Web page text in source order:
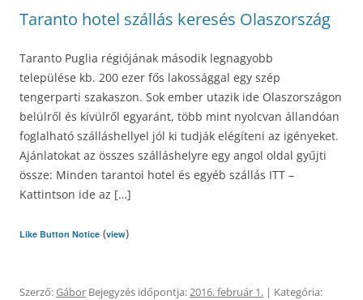
Taranto hotel szállás keresés Olaszország
Taranto Puglia régiójának második legnagyobb
települése kb. 200 ezer fős lakossággal egy szép
tengerparti szakaszon. Sok ember utazik ide Olaszországon
belülről és kívülről egyaránt, több mint nyolcvan állandóan
foglalható szálláshellyel jól ki tudják elégíteni az igényeket.
Ajánlatokat az összes szálláshelyre egy angol oldal gyűjti
össze: Minden tarantoi hotel és egyéb szállás ITT –
Kattintson ide az […]
Like Button Notice (view)
Szerző:Gábor Bejegyzés időpontja:2016. február 1. | Kategória: